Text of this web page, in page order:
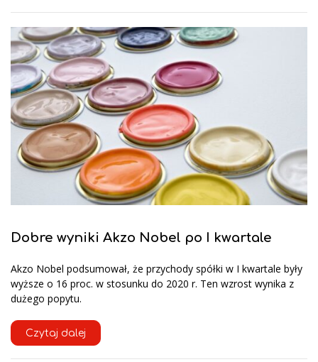
Dobre wyniki Akzo Nobel po I kwartale
Akzo Nobel podsumował, że przychody spółki w I kwartale były
wyższe o 16 proc. w stosunku do 2020 r. Ten wzrost wynika z
dużego popytu.
Czytaj dalej